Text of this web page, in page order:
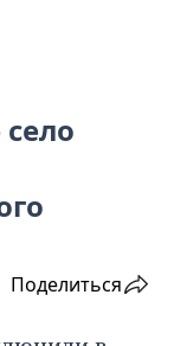
Поделиться